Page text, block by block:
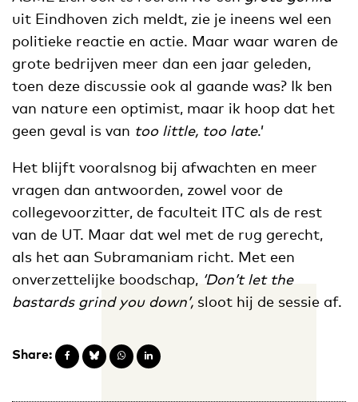
uit Eindhoven zich meldt, zie je ineens wel een
politieke reactie en actie. Maar waar waren de
grote bedrijven meer dan een jaar geleden,
toen deze discussie ook al gaande was? Ik ben
van nature een optimist, maar ik hoop dat het
geen geval is van too little, too late.’
Het blijft vooralsnog bij afwachten en meer
vragen dan antwoorden, zowel voor de
collegevoorzitter, de faculteit ITC als de rest
van de UT. Maar dat wel met de rug gerecht,
als het aan Subramaniam richt. Met een
onverzettelijke boodschap, ‘Don’t let the
bastards grind you down’, sloot hij de sessie af.
Share: